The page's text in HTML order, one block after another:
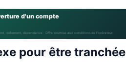
d'un compte
isolement, dépendance · Offre soumise aux conditions de l’opérateur.
pour être tranchée